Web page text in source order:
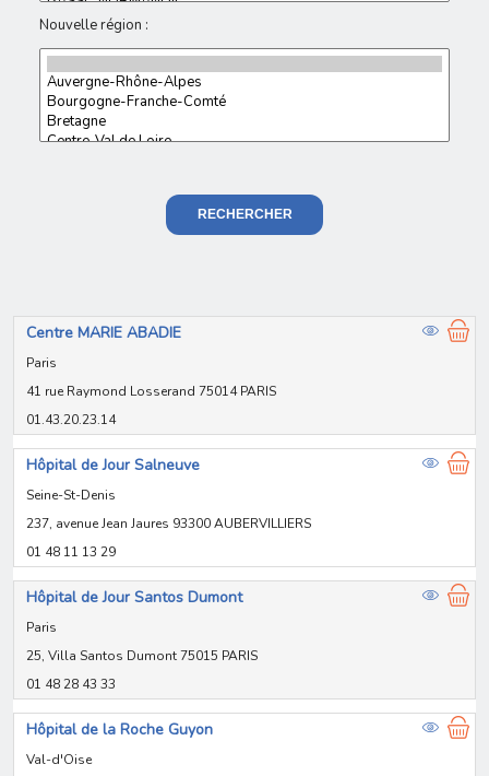
Nouvelle région :
RECHERCHER
Centre MARIE ABADIE
Paris
41 rue Raymond Losserand 75014 PARIS
01.43.20.23.14
Hôpital de Jour Salneuve
Seine-St-Denis
237, avenue Jean Jaures 93300 AUBERVILLIERS
01 48 11 13 29
Hôpital de Jour Santos Dumont
Paris
25, Villa Santos Dumont 75015 PARIS
01 48 28 43 33
Hôpital de la Roche Guyon
Val-d'Oise